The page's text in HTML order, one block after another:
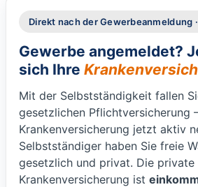
Direkt nach der Gewerbeanmeldung
Gewerbe angemeldet?
sich Ihre
Mit der Selbstständigkeit fallen
gesetzlichen Pflichtversicherung
Krankenversicherung jetzt aktiv
Selbstständiger haben Sie freie
gesetzlich und privat. Die private
Krankenversicherung ist